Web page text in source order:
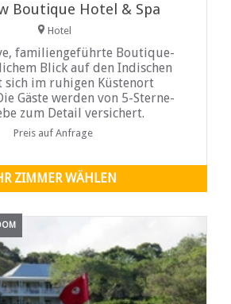
Boutique Hotel & Spa
Hotel
familiengeführte Boutique-
Blick auf den Indischen
sich im ruhigen Küstenort
Gäste werden von 5-Sterne-
zum Detail versichert.
Zimmer mit Bad sind
modernen Komfort für
Preis auf Anfrage
ZIMMER WÄHLEN